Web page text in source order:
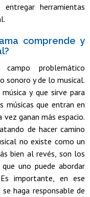
entregar herramientas
comprende y
problemático
sonoro y de lo musical.
y que sirve para
músicas que entran en
ganan más espacio.
de hacer camino
no existe como un
bien al revés, son los
uno puede abordar
importante, en ese
haga responsable de